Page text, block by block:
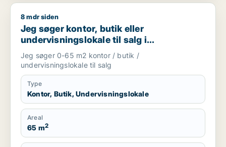
Jeg søger kontor, butik eller undervisningslokale til salg i
8 mdr siden
Jeg søger kontor, butik eller
undervisningslokale til salg i
Storkøbenhavn, Nordsjælland eller Fyn
m.fl.
Jeg søger 0-65 m2 kontor / butik /
undervisningslokale til salg
Type
Kontor, Butik, Undervisningslokale
Areal
65 m2